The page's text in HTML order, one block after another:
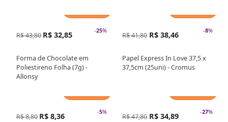
-25%
R$ 43,80 R$ 32,85
Forma de Chocolate em
Poliestireno Folha (7g) -
Allonsy
-8%
R$ 41,80 R$ 38,46
Papel Express In Love 37,5 x
37,5cm (25uni) - Cromus
-5%
R$ 8,80 R$ 8,36 -27%
R$ 47,80 R$ 34,89